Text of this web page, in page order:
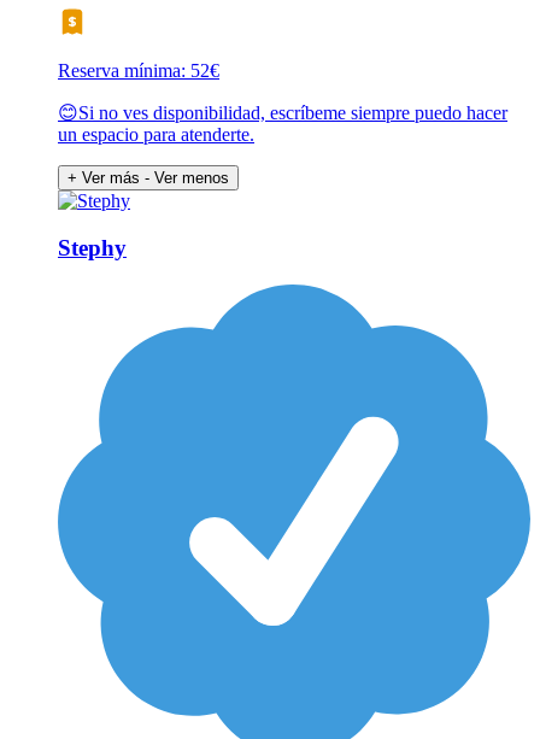
Reserva mínima: 52€
😊Si no ves disponibilidad, escríbeme siempre puedo hacer
un espacio para atenderte.
+ Ver más - Ver menos
Stephy